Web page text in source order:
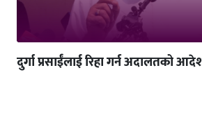
दुर्गा प्रसाईंलाई रिहा गर्न अदालतको